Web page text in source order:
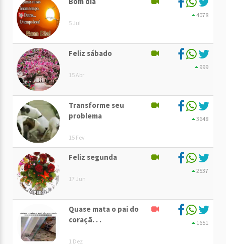
5 Jul
4078
Feliz sábado
15 Abr
999
Transforme seu
problema
15 Fev
3648
Feliz segunda
17 Jun
2537
Quase mata o pai do
coraçã. . .
1 Dez
1651